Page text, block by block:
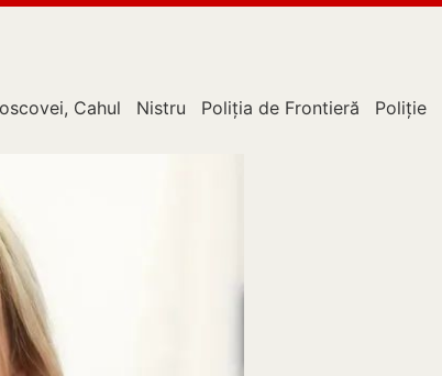
Cahul Nistru Poliția de Frontieră Poliție